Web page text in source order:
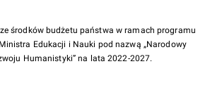
środków budżetu państwa w ramach programu
Edukacji i Nauki pod nazwą „Narodowy
Humanistyki” na lata 2022-2027.